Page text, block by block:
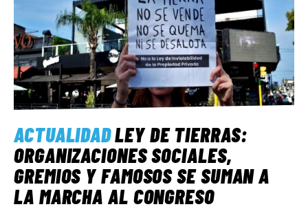
ACTUALIDADLEY DE TIERRAS:
ORGANIZACIONES SOCIALES,
GREMIOS Y FAMOSOS SE SUMAN A
LA MARCHA AL CONGRESO